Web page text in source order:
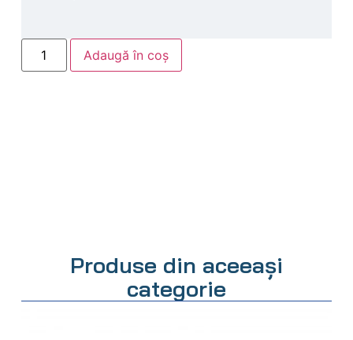
Adaugă în coș
Produse din aceeași
categorie